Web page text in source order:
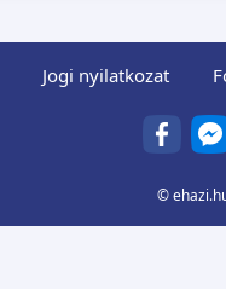
Jogi nyilatkozat
©